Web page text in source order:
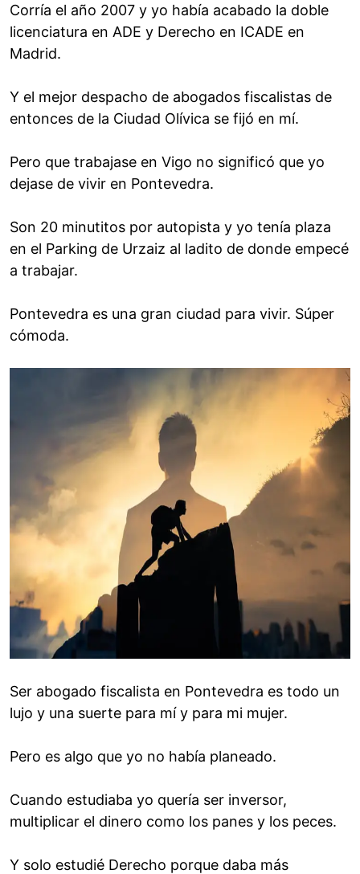
Corría el año 2007 y yo había acabado la doble
licenciatura en ADE y Derecho en ICADE en
Madrid.
Y el mejor despacho de abogados fiscalistas de
entonces de la Ciudad Olívica se fijó en mí.
Pero que trabajase en Vigo no significó que yo
dejase de vivir en Pontevedra.
Son 20 minutitos por autopista y yo tenía plaza
en el Parking de Urzaiz al ladito de donde empecé
a trabajar.
Pontevedra es una gran ciudad para vivir. Súper
cómoda.
Ser abogado fiscalista en Pontevedra es todo un
lujo y una suerte para mí y para mi mujer.
Pero es algo que yo no había planeado.
Cuando estudiaba yo quería ser inversor,
multiplicar el dinero como los panes y los peces.
Y solo estudié Derecho porque daba más